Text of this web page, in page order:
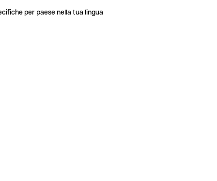
per paese nella tua lingua